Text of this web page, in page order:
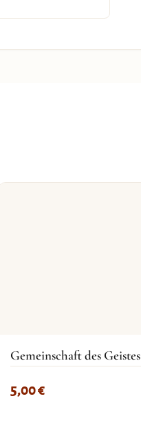
Gemeinschaft des Geistes
5,00€